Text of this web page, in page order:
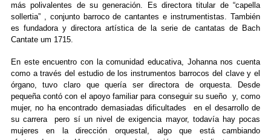
más polivalentes de su generación. Es directora titular de “capella
sollertia” , conjunto barroco de cantantes e instrumentistas. También
es fundadora y directora artística de la serie de cantatas de Bach
Cantate um 1715.
En este encuentro con la comunidad educativa, Johanna nos cuenta
como a través del estudio de los instrumentos barrocos del clave y el
órgano, tuvo claro que quería ser directora de orquesta. Desde
pequeña contó con el apoyo familiar para conseguir su sueño y, como
mujer, no ha encontrado demasiadas dificultades en el desarrollo de
su carrera pero sí un nivel de exigencia mayor, todavía hay pocas
mujeres en la dirección orquestal, algo que está cambiando